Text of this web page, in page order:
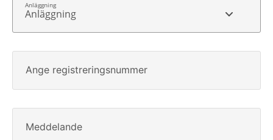
Anläggning
Ange registreringsnummer
Meddelande